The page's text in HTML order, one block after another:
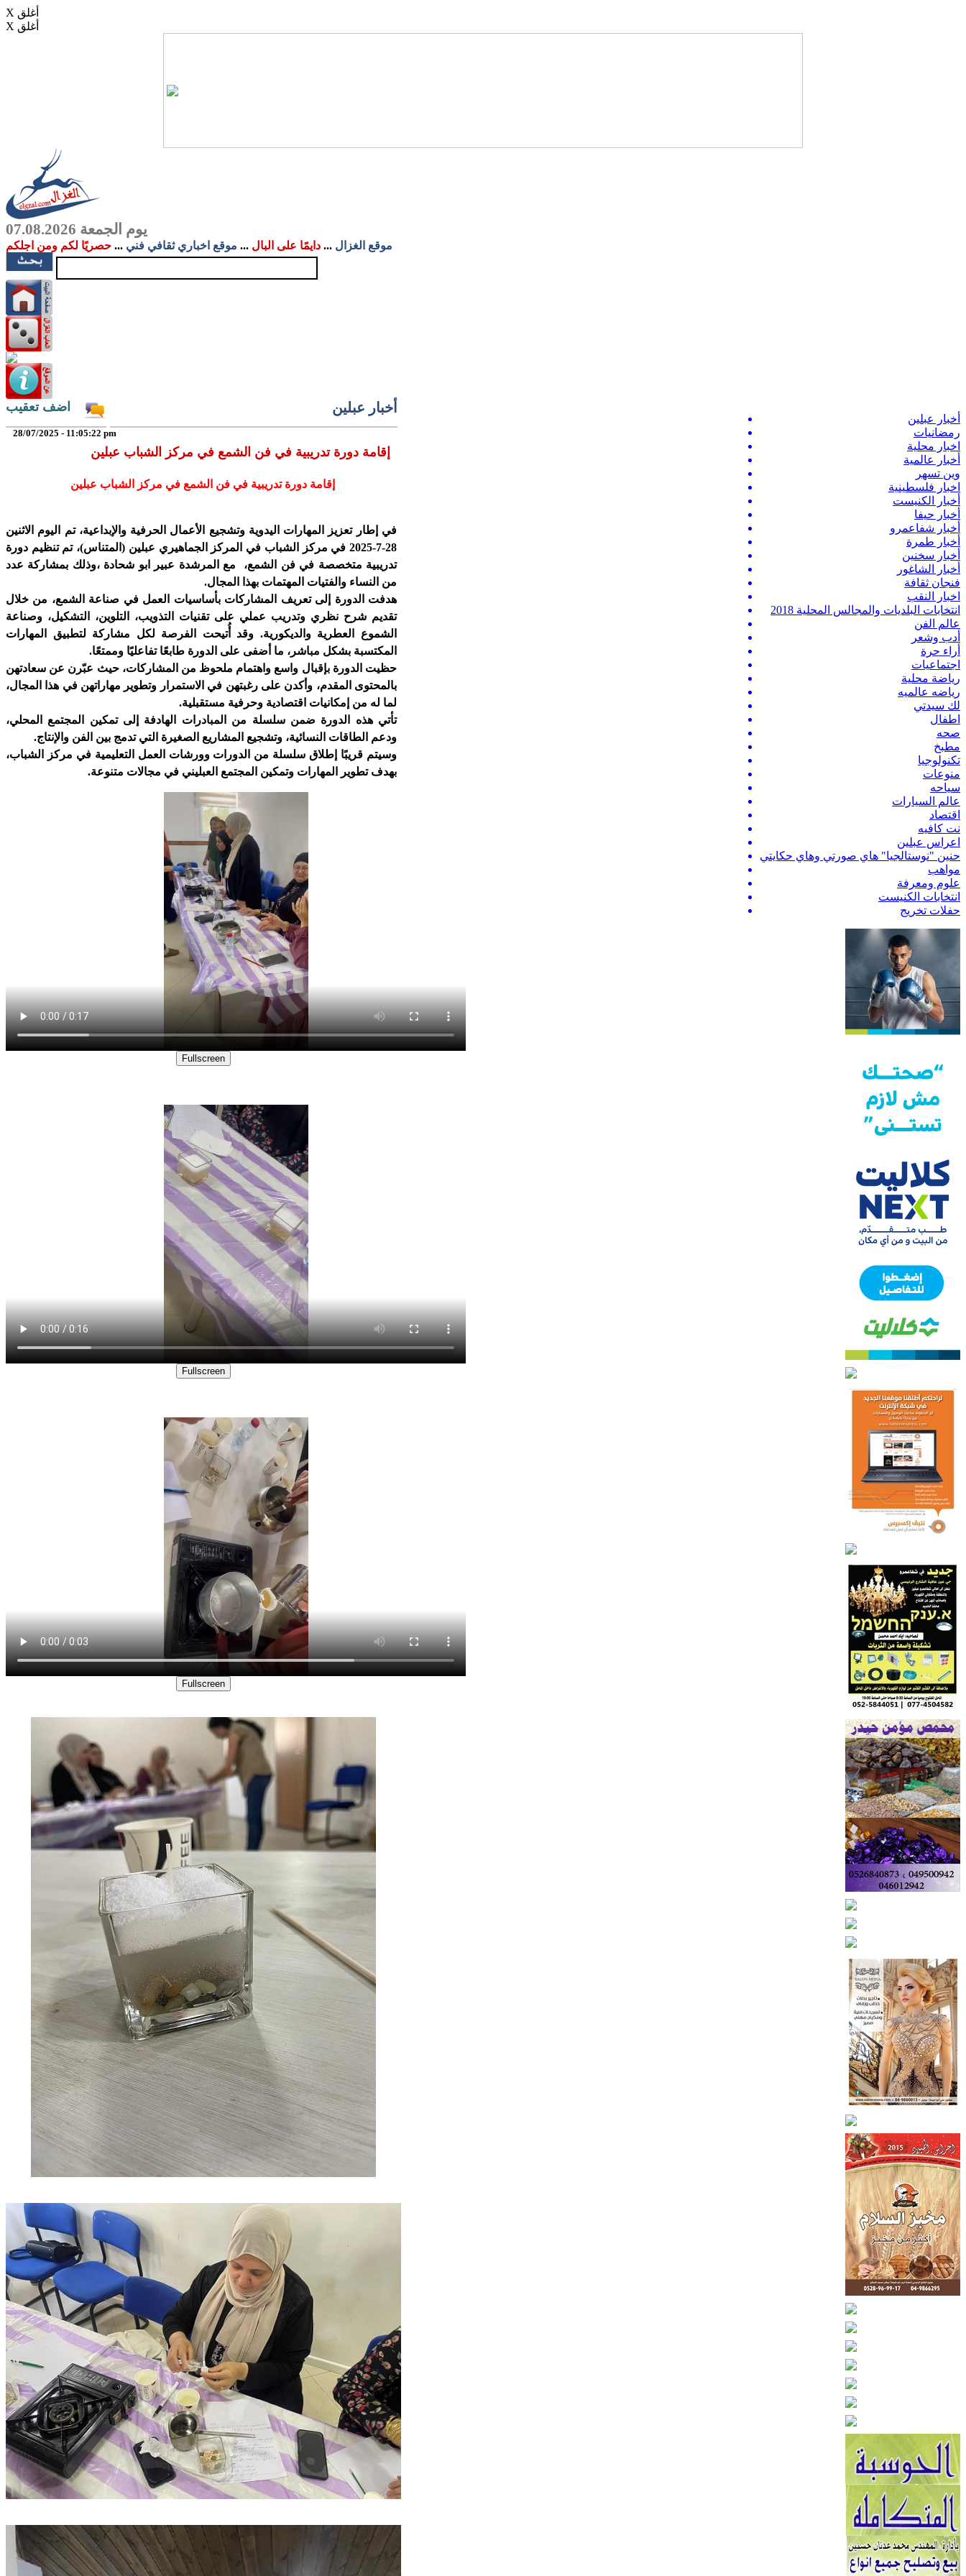
X أغلق
X أغلق
يوم الجمعة 07.08.2026
موقع الغزال ... دايمًا على البال ... موقع اخباري ثقافي فني ... حصريًا لكم ومن اجلكم
أخبار عبلين
رمضانيات
اخبار محلية
أخبار عالمية
وين تسهر
اخبار فلسطينية
أخبار الكنيست
أخبار حيفا
أخبار شفاعمرو
أخبار طمرة
أخبار سخنين
أخبار الشاغور
فنجان ثقافة
اخبار النقب
انتخابات البلديات والمجالس المحلية 2018
عالم الفن
أدب وشعر
أراء حرة
اجتماعيات
رياضة محلية
رياضه عالميه
لك سيدتي
اطفال
صحه
مطبخ
تكنولوجيا
منوعات
سياحه
عالم السيارات
اقتصاد
نت كافيه
اعراس عبلين
حنين "نوستالجيا" هاي صورتي وهاي حكايتي
مواهب
علوم ومعرفة
انتخابات الكنيست
حفلات تخريج
أخبار عبلين اضف تعقيب
28/07/2025 - 11:05:22 pm
إقامة دورة تدريبية في فن الشمع في مركز الشباب عبلين
في إطار تعزيز المهارات اليدوية وتشجيع الأعمال الحرفية والإبداعية، تم اليوم الاثنين
28-7-2025 في مركز الشباب في المركز الجماهيري عبلين (المتناس)، تم تنظيم دورة
تدريبية متخصصة في فن الشمع، مع المرشدة عبير ابو شحادة ،وذلك بمشاركة عدد
من النساء والفتيات المهتمات بهذا المجال.
هدفت الدورة إلى تعريف المشاركات بأساسيات العمل في صناعة الشمع، من خلال
تقديم شرح نظري وتدريب عملي على تقنيات التذويب، التلوين، التشكيل، وصناعة
الشموع العطرية والديكورية. وقد أُتيحت الفرصة لكل مشاركة لتطبيق المهارات
المكتسبة بشكل مباشر، ما أضفى على الدورة طابعًا تفاعليًا وممتعًا.
حظيت الدورة بإقبال واسع واهتمام ملحوظ من المشاركات، حيث عبّرن عن سعادتهن
بالمحتوى المقدم، وأكدن على رغبتهن في الاستمرار وتطوير مهاراتهن في هذا المجال،
لما له من إمكانيات اقتصادية وحرفية مستقبلية.
تأتي هذه الدورة ضمن سلسلة من المبادرات الهادفة إلى تمكين المجتمع المحلي،
ودعم الطاقات النسائية، وتشجيع المشاريع الصغيرة التي تدمج بين الفن والإنتاج.
وسيتم قريبًا إطلاق سلسلة من الدورات وورشات العمل التعليمية في مركز الشباب،
بهدف تطوير المهارات وتمكين المجتمع العبليني في مجالات متنوعة.
Fullscreen
Fullscreen
Fullscreen